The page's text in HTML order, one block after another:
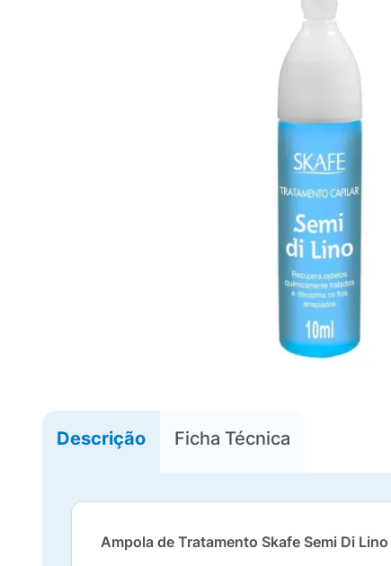
Descrição Ficha Técnica
Ampola de Tratamento Skafe Semi Di Lino